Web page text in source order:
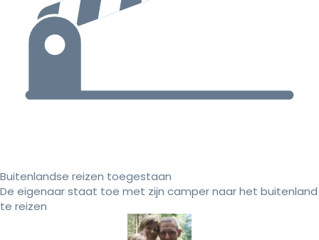
Buitenlandse reizen toegestaan
De eigenaar staat toe met zijn camper naar het buitenland
te reizen